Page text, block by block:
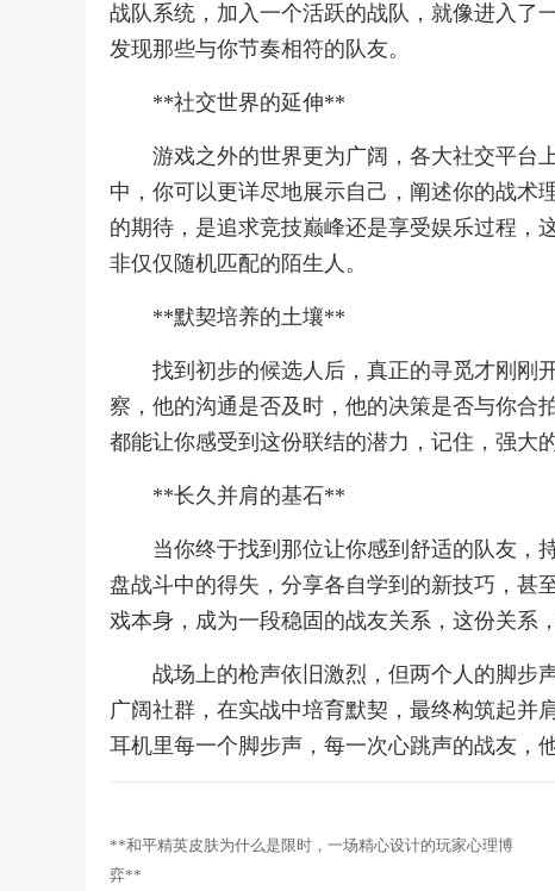
战队系统，加入一个活跃的战队，就像进入了
发现那些与你节奏相符的队友。
**社交世界的延伸**
游戏之外的世界更为广阔，各大社交平台
中，你可以更详尽地展示自己，阐述你的战术
的期待，是追求竞技巅峰还是享受娱乐过程，
非仅仅随机匹配的陌生人。
**默契培养的土壤**
找到初步的候选人后，真正的寻觅才刚刚
察，他的沟通是否及时，他的决策是否与你合
都能让你感受到这份联结的潜力，记住，强大
**长久并肩的基石**
当你终于找到那位让你感到舒适的队友，
盘战斗中的得失，分享各自学到的新技巧，甚
戏本身，成为一段稳固的战友关系，这份关系
战场上的枪声依旧激烈，但两个人的脚步
广阔社群，在实战中培育默契，最终构筑起并
耳机里每一个脚步声，每一次心跳声的战友，
**和平精英皮肤为什么是限时，一场精心设计的玩家心理博
弈**